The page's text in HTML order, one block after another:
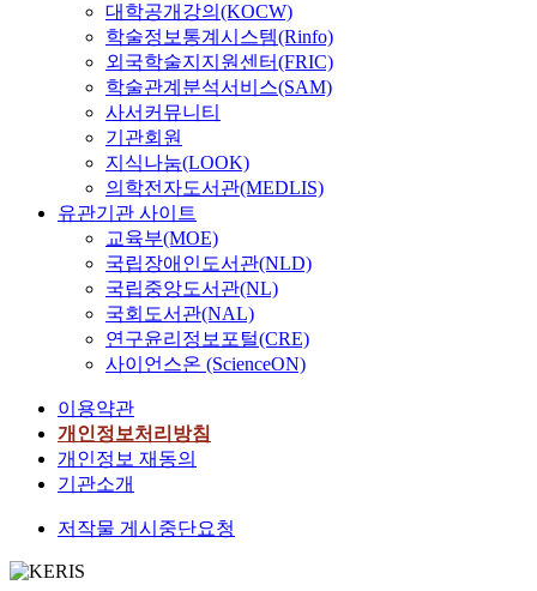
대학공개강의(KOCW)
학술정보통계시스템(Rinfo)
외국학술지지원센터(FRIC)
학술관계분석서비스(SAM)
사서커뮤니티
기관회원
지식나눔(LOOK)
의학전자도서관(MEDLIS)
유관기관 사이트
교육부(MOE)
국립장애인도서관(NLD)
국립중앙도서관(NL)
국회도서관(NAL)
연구윤리정보포털(CRE)
사이언스온 (ScienceON)
이용약관
개인정보처리방침
개인정보 재동의
기관소개
저작물 게시중단요청